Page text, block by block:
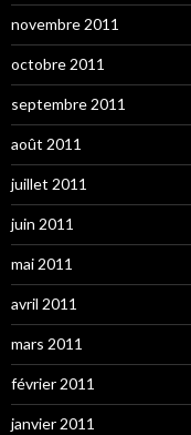
novembre 2011
octobre 2011
septembre 2011
août 2011
juillet 2011
juin 2011
mai 2011
avril 2011
mars 2011
février 2011
janvier 2011